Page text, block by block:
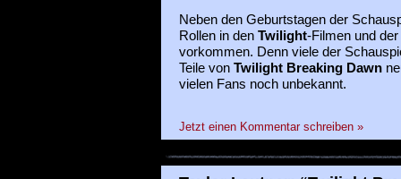
Neben den Geburtstagen der
Rollen in den Twilight-Filmen und
vorkommen. Denn viele der
Teile vonTwilight Breaking Dawn
vielen Fans noch unbekannt.
Jetzt einen Kommentar schreiben »